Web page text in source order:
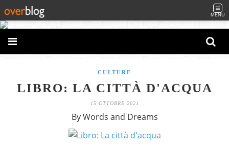
MENU
CULTURE
LIBRO: LA CITTÀ D'ACQUA
15 OTTOBRE 2021
By Words and Dreams